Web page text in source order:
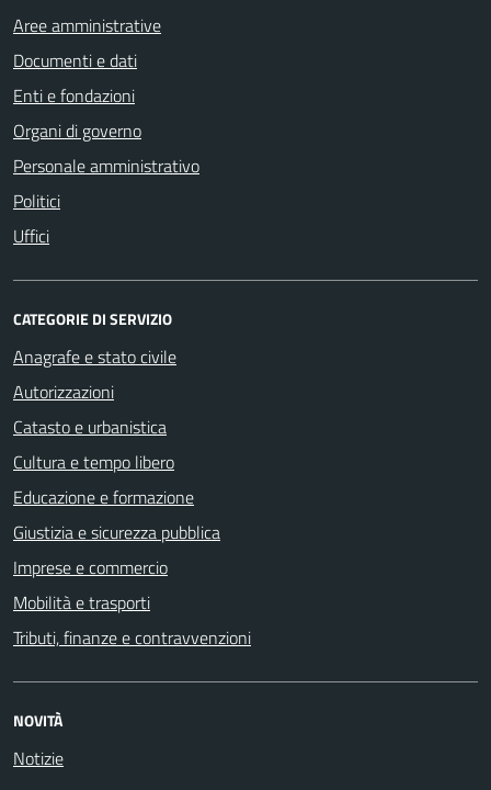
Aree amministrative
Documenti e dati
Enti e fondazioni
Organi di governo
Personale amministrativo
Politici
Uffici
CATEGORIE DI SERVIZIO
Anagrafe e stato civile
Autorizzazioni
Catasto e urbanistica
Cultura e tempo libero
Educazione e formazione
Giustizia e sicurezza pubblica
Imprese e commercio
Mobilità e trasporti
Tributi, finanze e contravvenzioni
NOVITÀ
Notizie